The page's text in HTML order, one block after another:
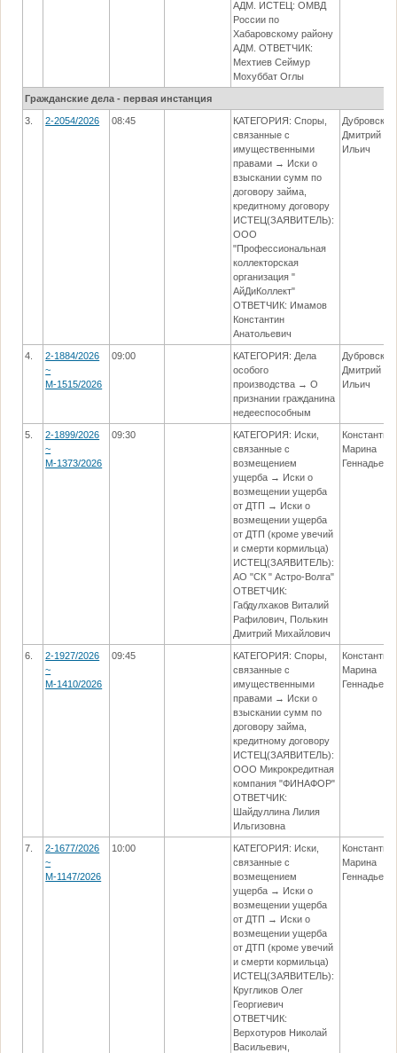
АДМ. ИСТЕЦ: ОМВД
России по
Хабаровскому району
АДМ. ОТВЕТЧИК:
Мехтиев Сеймур
Мохуббат Оглы
Гражданские дела - первая инстанция
3. 2-2054/2026 08:45
КАТЕГОРИЯ: Споры,
связанные с
имущественными
правами → Иски о
взыскании сумм по
договору займа,
кредитному договору
ИСТЕЦ(ЗАЯВИТЕЛЬ):
ООО
"Профессиональная
коллекторская
организация "
АйДиКоллект"
ОТВЕТЧИК: Имамов
Константин
Анатольевич
Дубровский
Дмитрий
Ильич
4.
2-1884/2026
~
М-1515/2026
09:00
КАТЕГОРИЯ: Дела
особого
производства → О
признании гражданина
недееспособным
Дубровский
Дмитрий
Ильич
5.
2-1899/2026
~
М-1373/2026
09:30
КАТЕГОРИЯ: Иски,
связанные с
возмещением
ущерба → Иски о
возмещении ущерба
от ДТП → Иски о
возмещении ущерба
от ДТП (кроме увечий
и смерти кормильца)
ИСТЕЦ(ЗАЯВИТЕЛЬ):
АО "СК " Астро-Волга"
ОТВЕТЧИК:
Габдулхаков Виталий
Рафилович, Полькин
Дмитрий Михайлович
Марина
6.
2-1927/2026
~
М-1410/2026
09:45
КАТЕГОРИЯ: Споры,
связанные с
имущественными
правами → Иски о
взыскании сумм по
договору займа,
кредитному договору
ИСТЕЦ(ЗАЯВИТЕЛЬ):
ООО Микрокредитная
компания "ФИНАФОР"
ОТВЕТЧИК:
Шайдуллина Лилия
Ильгизовна
Марина
7.
2-1677/2026
~
М-1147/2026
10:00
КАТЕГОРИЯ: Иски,
связанные с
возмещением
ущерба → Иски о
возмещении ущерба
от ДТП → Иски о
возмещении ущерба
от ДТП (кроме увечий
и смерти кормильца)
ИСТЕЦ(ЗАЯВИТЕЛЬ):
Кругликов Олег
Георгиевич
ОТВЕТЧИК:
Верхотуров Николай
Васильевич,
Марина